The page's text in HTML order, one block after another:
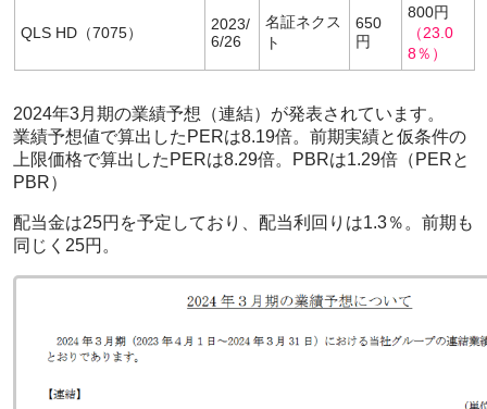
QLS HD（7075）
2023/
6/26
名証ネクス
ト
650
円
800円
（23.0
8％）
2024年3月期の業績予想（連結）が発表されています。
業績予想値で算出したPERは8.19倍。前期実績と仮条件の
上限価格で算出したPERは8.29倍。PBRは1.29倍（PERと
PBR）
配当金は25円を予定しており、配当利回りは1.3％。前期も
同じく25円。